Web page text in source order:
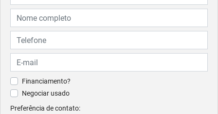
Financiamento?
Negociar usado
Preferência de contato: